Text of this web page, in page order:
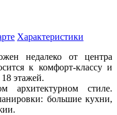
Характеристики
недалеко от центра
к комфорт-классу и
этажей.
стиле.
большие кухни,